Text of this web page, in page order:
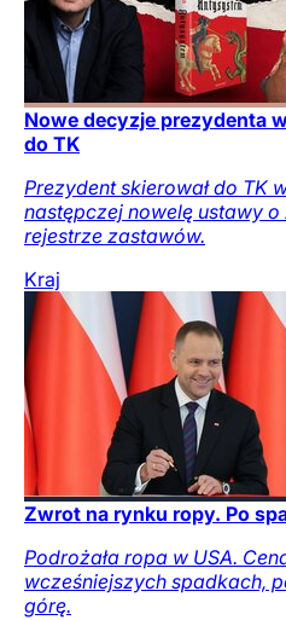
Nowe decyzje prezydenta
do TK
Prezydent skierował do TK
następczej nowelę ustawy
rejestrze zastawów.
Kraj
Zwrot na rynku ropy. Po
Podrożała ropa w USA.
wcześniejszych spadkach,
górę.